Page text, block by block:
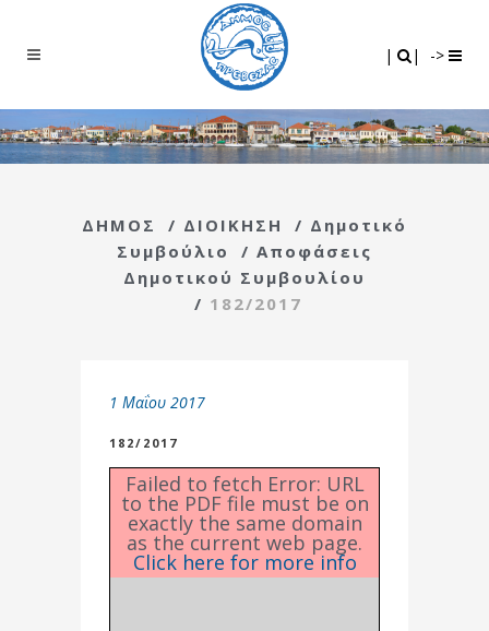
| | ->
ΔΗΜΟΣ / ΔΙΟΙΚΗΣΗ / Δημοτικό
Συμβούλιο
/ Αποφάσεις
Δημοτικού Συμβουλίου
/ 182/2017
1 Μαΐου 2017
182/2017
Failed to fetch Error: URL
to the PDF file must be on
exactly the same domain
as the current web page.
Click here for more info